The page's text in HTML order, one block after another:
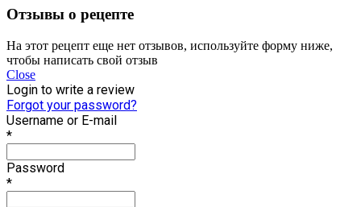
Отзывы о рецепте
На этот рецепт еще нет отзывов, используйте форму ниже,
чтобы написать свой отзыв
Close
Login to write a review
Forgot your password?
Username or E-mail
*
Password
*